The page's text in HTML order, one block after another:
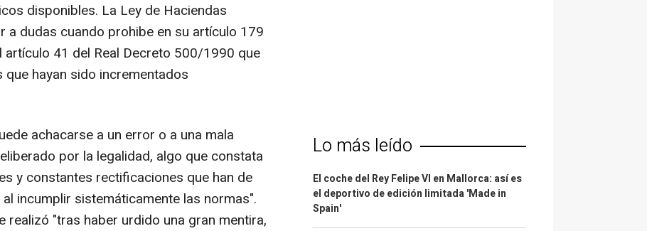
disponibles. La Ley de Haciendas
a dudas cuando prohibe en su artículo 179
41 del Real Decreto 500/1990 que
hayan sido incrementados
achacarse a un error o a una mala
por la legalidad, algo que constata
y constantes rectificaciones que han de
incumplir sistemáticamente las normas".
"tras haber urdido una gran mentira,
Lo más leído
El coche del Rey Felipe VI en Mallorca: así es
el deportivo de edición limitada 'Made in
Spain'